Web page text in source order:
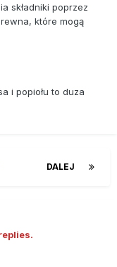
składniki poprzez
które mogą
i popiołu to duza
DALEJ